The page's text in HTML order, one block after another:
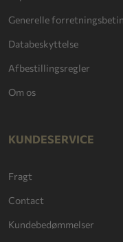
Generelle
Databeskyttelse
Afbestillingsregler
Om os
KUNDESERVICE
Fragt
Contact
Kundebedømmelser